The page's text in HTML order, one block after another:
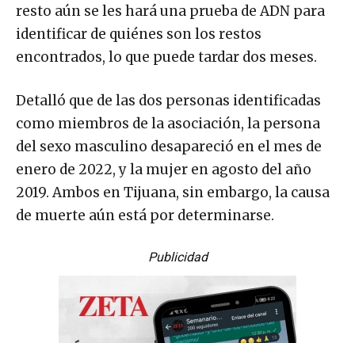
resto aún se les hará una prueba de ADN para
identificar de quiénes son los restos
encontrados, lo que puede tardar dos meses.
Detalló que de las dos personas identificadas
como miembros de la asociación, la persona
del sexo masculino desapareció en el mes de
enero de 2022, y la mujer en agosto del año
2019. Ambos en Tijuana, sin embargo, la causa
de muerte aún está por determinarse.
Publicidad